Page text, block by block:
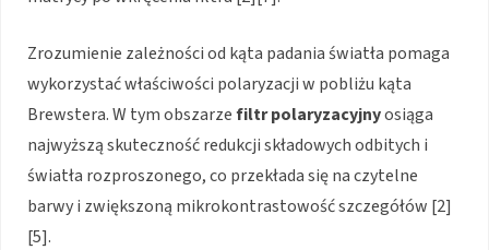
Zrozumienie zależności od kąta padania światła pomaga
wykorzystać właściwości polaryzacji w pobliżu kąta
Brewstera. W tym obszarzefiltr polaryzacyjnyosiąga
najwyższą skuteczność redukcji składowych odbitych i
światła rozproszonego, co przekłada się na czytelne
barwy i zwiększoną mikrokontrastowość szczegółów [2]
[5].